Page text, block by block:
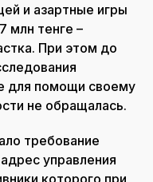
и азартные игры
млн тенге –
При этом до
для помощи своему
не обращалась.
требование
управления
которого при